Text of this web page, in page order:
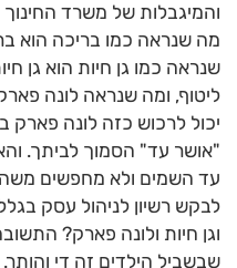
והמיגבלות של משרד
מה שנראה כמו בריכה הוא
שנראה כמו גן חיות הוא גן
ליטוף, ומה שנראה לונה
יכול לרכוש כזה לונה
"אושר עד" הסמוך לביתך.
עד השמים ולא מחפשים
לבקש רשיון לניהול עסק
וגן חיות ולונה פארק?
שבשביל הילדים זה די והותר.